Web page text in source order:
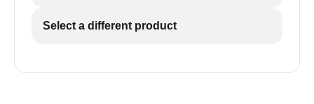
Select a different product